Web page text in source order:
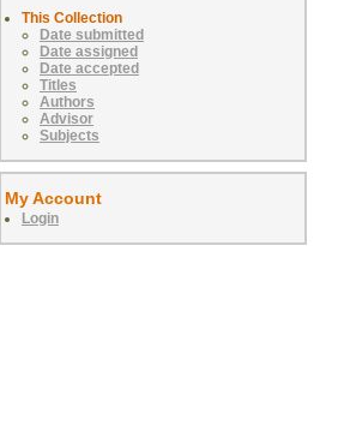
This Collection
Date submitted
Date assigned
Date accepted
Titles
Authors
Advisor
Subjects
My Account
Login